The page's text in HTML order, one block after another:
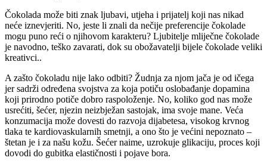
Čokolada može biti znak ljubavi, utjeha i prijatelj koji nas nikad
neće iznevjeriti. No, jeste li znali da nečije preferencije čokolade
mogu puno reći o njihovom karakteru? Ljubitelje mliječne čokolade
je navodno, teško zavarati, dok su obožavatelji bijele čokolade veliki
kreativci..
A zašto čokoladu nije lako odbiti? Žudnja za njom jača je od ičega
jer sadrži određena svojstva za koja potiču oslobađanje dopamina
koji prirodno potiče dobro raspoloženje. No, koliko god nas može
usrećiti, šećer, njezin neizbježan sastojak, ima svoje mane. Veća
konzumacija može dovesti do razvoja dijabetesa, visokog krvnog
tlaka te kardiovaskularnih smetnji, a ono što je većini nepoznato –
štetan je i za našu kožu. Šećer naime, uzrokuje glikaciju, proces koji
dovodi do gubitka elastičnosti i pojave bora.